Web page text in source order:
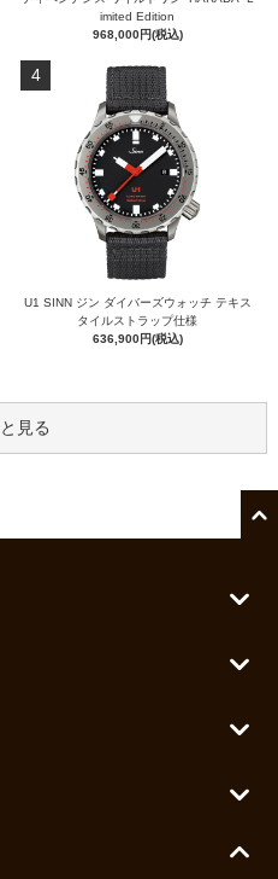
imited Edition
968,000円(税込)
4
U1 SINN ジン ダイバーズウォッチ テキス
タイルストラップ仕様
636,900円(税込)
見る